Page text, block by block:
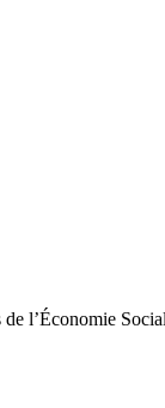
de l’Économie